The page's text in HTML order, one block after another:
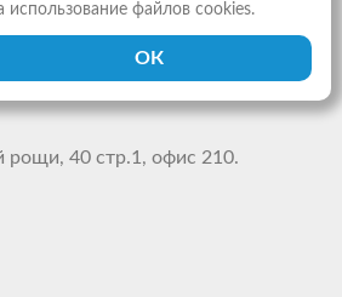
рощи, 40 стр.1, офис 210.
использование файлов cookies.